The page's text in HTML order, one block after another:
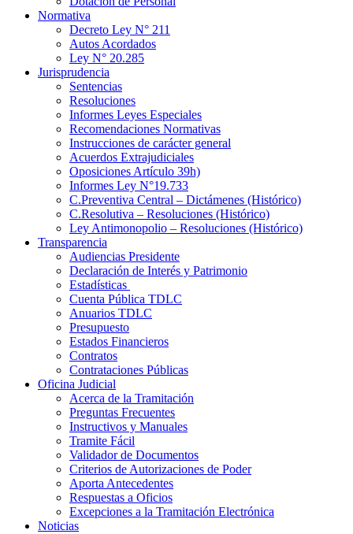
Normativa
Decreto Ley N° 211
Autos Acordados
Ley N° 20.285
Jurisprudencia
Sentencias
Resoluciones
Informes Leyes Especiales
Recomendaciones Normativas
Instrucciones de carácter general
Acuerdos Extrajudiciales
Oposiciones Artículo 39h)
Informes Ley N°19.733
C.Preventiva Central – Dictámenes (Histórico)
C.Resolutiva – Resoluciones (Histórico)
Ley Antimonopolio – Resoluciones (Histórico)
Transparencia
Audiencias Presidente
Declaración de Interés y Patrimonio
Estadísticas
Cuenta Pública TDLC
Anuarios TDLC
Presupuesto
Estados Financieros
Contratos
Contrataciones Públicas
Oficina Judicial
Acerca de la Tramitación
Preguntas Frecuentes
Instructivos y Manuales
Tramite Fácil
Validador de Documentos
Criterios de Autorizaciones de Poder
Aporta Antecedentes
Respuestas a Oficios
Excepciones a la Tramitación Electrónica
Noticias